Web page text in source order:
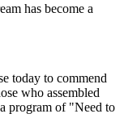
has become a
today to commend
who assembled
program of "Need to